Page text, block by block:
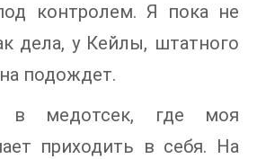
контролем. Я пока не
дела, у Кейлы, штатного
подождет.
в медотсек, где моя
приходить в себя. На